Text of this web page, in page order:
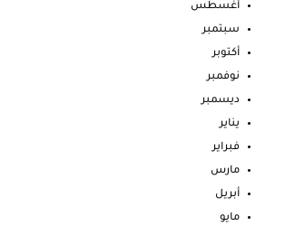
أغسطس
سبتمبر
أكتوبر
نوفمبر
ديسمبر
يناير
فبراير
مارس
أبريل
مايو